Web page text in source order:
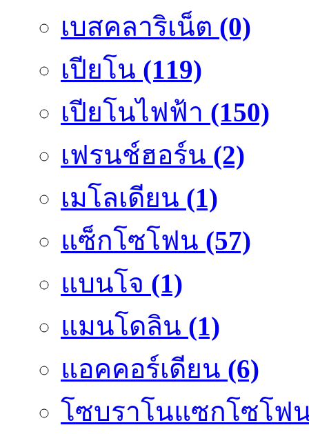
เบสคลาริเน็ต (0)
เปียโน (119)
เปียโนไฟฟ้า (150)
เฟรนช์ฮอร์น (2)
เมโลเดียน (1)
แซ็กโซโฟน (57)
แบนโจ (1)
แมนโดลิน (1)
แอคคอร์เดียน (6)
โซบราโนแซกโซโฟ